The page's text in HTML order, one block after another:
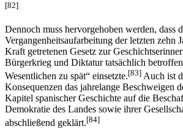
[82]
Dennoch muss hervorgehoben werden, dass
Vergangenheits­aufarbeitung der letzten zehn
Kraft getretenen Gesetz zur
Bürgerkrieg und Diktatur tatsächlich
Wesentlichen zu spät“ einsetzte.[83] Auch ist
Konsequenzen das jahrelange Beschweigen
Kapitel spanischer Geschichte auf die
Demokratie des Landes sowie ihrer
abschließend geklärt.[84]